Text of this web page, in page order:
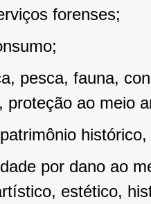
forenses;
pesca, fauna,
proteção ao meio
por dano ao
estético,